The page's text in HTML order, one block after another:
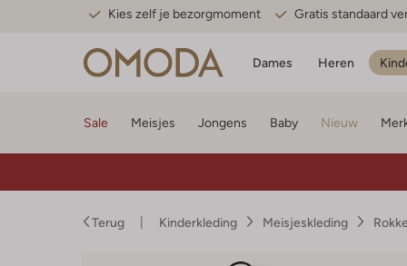
Kies zelf je bezorgmoment Gratis standaard
Dames Heren
Sale Meisjes Jongens Baby Nieuw
Terug Kinderkleding Meisjeskleding